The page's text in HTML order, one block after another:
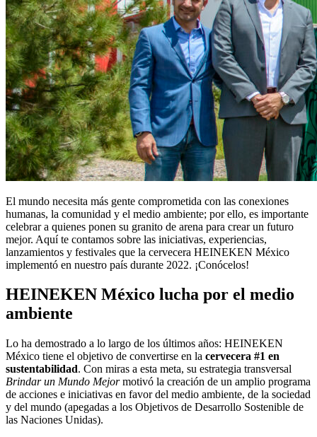
El mundo necesita más gente comprometida con las conexiones
humanas, la comunidad y el medio ambiente; por ello, es importante
celebrar a quienes ponen su granito de arena para crear un futuro
mejor. Aquí te contamos sobre las iniciativas, experiencias,
lanzamientos y festivales que la cervecera HEINEKEN México
implementó en nuestro país durante 2022. ¡Conócelos!
HEINEKEN México lucha por el medio
ambiente
Lo ha demostrado a lo largo de los últimos años: HEINEKEN
México tiene el objetivo de convertirse en la cervecera #1 en
sustentabilidad. Con miras a esta meta, su estrategia transversal
Brindar un Mundo Mejormotivó la creación de un amplio programa
de acciones e iniciativas en favor del medio ambiente, de la sociedad
y del mundo (apegadas a los Objetivos de Desarrollo Sostenible de
las Naciones Unidas).